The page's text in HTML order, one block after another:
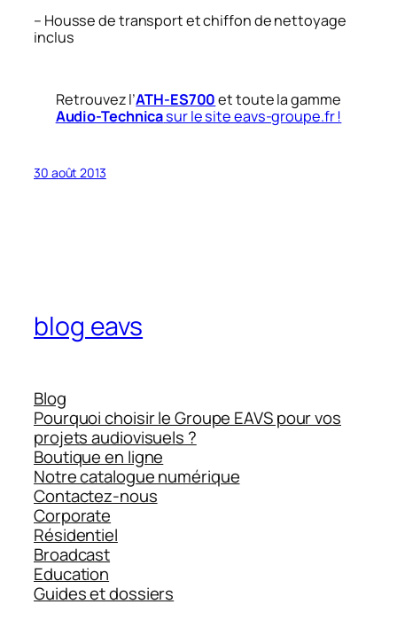
– Housse de transport et chiffon de nettoyage
inclus
Retrouvez l’ATH-ES700et toute la gamme
Audio-Technicasur le site eavs-groupe.fr !
30 août 2013
blog eavs
Blog
Pourquoi choisir le Groupe EAVS pour vos
projets audiovisuels ?
Boutique en ligne
Notre catalogue numérique
Contactez-nous
Corporate
Résidentiel
Broadcast
Education
Guides et dossiers